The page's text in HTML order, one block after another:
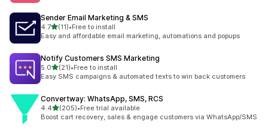
Sender Email Marketing & SMS
4.75つ星中
(11)
合計レビュー数：11件
•Free to install
Easy and affordable email marketing, automations and popups
Notify Customers SMS Marketing
5.05つ星中
(21)
合計レビュー数：21件
•Free to install
Easy SMS campaigns & automated texts to win back customers
Convertway: WhatsApp, SMS, RCS
4.45つ星中
(205)
合計レビュー数：205件
•Free trial available
Boost cart recovery, sales & engage customers via WhatsApp/SMS